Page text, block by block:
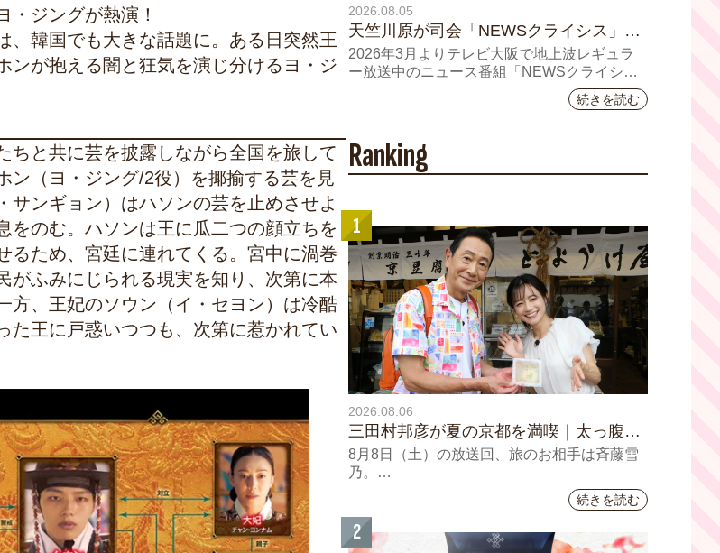
・ジングが熱演！
、韓国でも大きな話題に。ある日突然王
ンが抱える闇と狂気を演じ分けるヨ・ジ
ちと共に芸を披露しながら全国を旅して
ン（ヨ・ジング/2役）を揶揄する芸を見
ンギョン）はハソンの芸を止めさせよ
をのむ。ハソンは王に瓜二つの顔立ちを
るため、宮廷に連れてくる。宮中に渦巻
がふみにじられる現実を知り、次第に本
方、王妃のソウン（イ・セヨン）は冷酷
た王に戸惑いつつも、次第に惹かれてい
2026.08.05
天竺川原が司会「NEWSクライシス」チ
ャンネル登録者数10万人突破！テレビ大
阪の番組史上最速記録を更新
2026年3月よりテレビ大阪で地上波レギュラ
ー放送中のニュース番組「NEWSクライシ
ス」が、このたび2026年7月12日(日)に、
YouTubeチャンネル登録者数10万人を達成し
続きを読む
Ranking
1
2026.08.06
三田村邦彦が夏の京都を満喫｜太っ腹な
「無限朝食」、住宅街の隠れ家・角打
ち、売り切れ御免の夏の名物を堪能！三
田村大絶賛！暑い時こそ食べたい絶品四
川料理も
8月8日（土）の放送回、旅のお相手は斉藤雪
乃。
「おとな旅あるき旅」は毎週土曜夕方6:30～
放送。三田村邦彦が訪れた先の土地を歩い
て、地元の美味や美酒、風景を味わい、そし
続きを読む
2